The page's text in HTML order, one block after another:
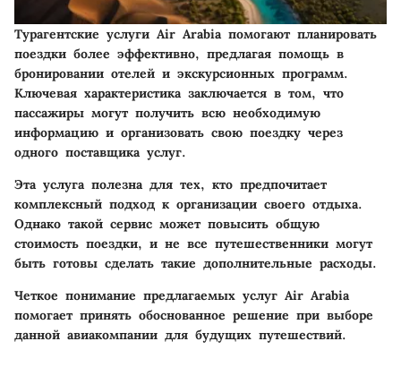
Турагентские услуги Air Arabia помогают планировать
поездки более эффективно, предлагая помощь в
бронировании отелей и экскурсионных программ.
Ключевая характеристика заключается в том, что
пассажиры могут получить всю необходимую
информацию и организовать свою поездку через
одного поставщика услуг.
Эта услуга полезна для тех, кто предпочитает
комплексный подход к организации своего отдыха.
Однако такой сервис может повысить общую
стоимость поездки, и не все путешественники могут
быть готовы сделать такие дополнительные расходы.
Четкое понимание предлагаемых услуг Air Arabia
помогает принять обоснованное решение при выборе
данной авиакомпании для будущих путешествий.